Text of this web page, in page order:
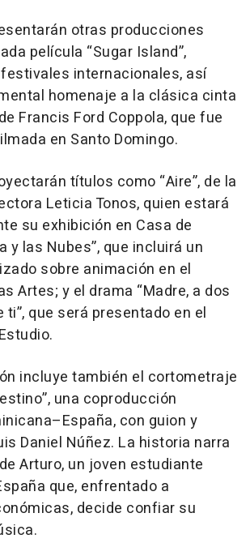
otras producciones
película “Sugar Island”,
internacionales, así
homenaje a la clásica cinta
Francis Ford Coppola, que fue
en Santo Domingo.
títulos como “Aire”, de la
Leticia Tonos, quien estará
su exhibición en Casa de
y las Nubes”, que incluirá un
sobre animación en el
Artes; y el drama “Madre, a dos
que será presentado en el
incluye también el cortometraje
una coproducción
con guion y
Daniel Núñez. La historia narra
Arturo, un joven estudiante
que, enfrentado a
decide confiar su